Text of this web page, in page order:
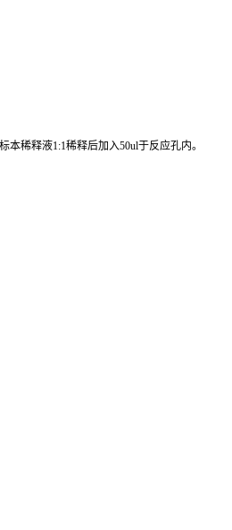
稀释液1:1稀释后加入50ul于反应孔内。